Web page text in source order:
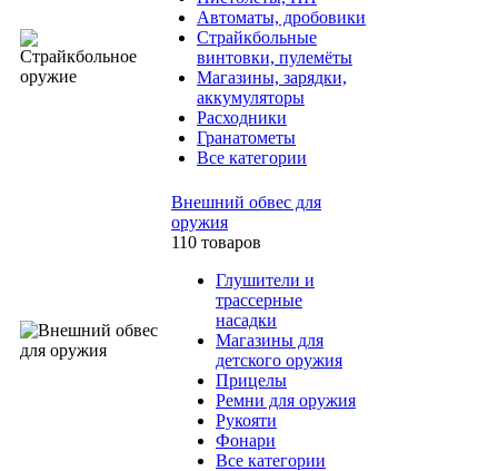
Автоматы, дробовики
Страйкбольные
винтовки, пулемёты
Магазины, зарядки,
аккумуляторы
Расходники
Гранатометы
Все категории
Внешний обвес для
оружия
110 товаров
Глушители и
трассерные
насадки
Магазины для
детского оружия
Прицелы
Ремни для оружия
Рукояти
Фонари
Все категории